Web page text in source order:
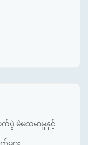
ပွဲ မဲမသမာမှုနှင့်
များ